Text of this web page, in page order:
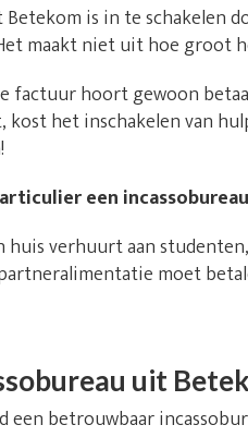
is in te schakelen
maakt niet uit hoe groot
factuur hoort gewoon
het inschakelen van
een
huis verhuurt aan
moet
uit
een betrouwbaar